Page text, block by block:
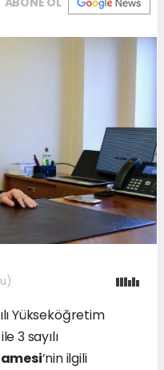
Yükseköğretim
3 sayılı
’nin ilgili